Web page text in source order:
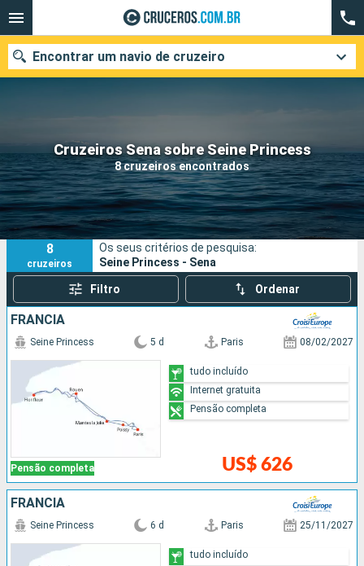
Cruzeiros Sena sobre Seine Princess
8 cruzeiros encontrados
Encontrar um navio de cruzeiro
Quando ir?
Data de partida
Cidades Companhias
Pesquisar
8
cruzeiros
Os seus critérios de pesquisa:
Seine Princess - Sena
Filtro Ordenar
FRANCIA
Pensão completa
Seine Princess 5 d Paris 08/02/2027
US$ 626
tudo incluído
Internet gratuita
Pensão completa
FRANCIA
Seine Princess 6 d Paris 25/11/2027
tudo incluído